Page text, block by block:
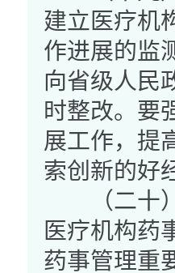
建立医疗机
作进展的监
向省级人民
时整改。要
展工作，提
索创新的好
（二十）
医疗机构药
药事管理重